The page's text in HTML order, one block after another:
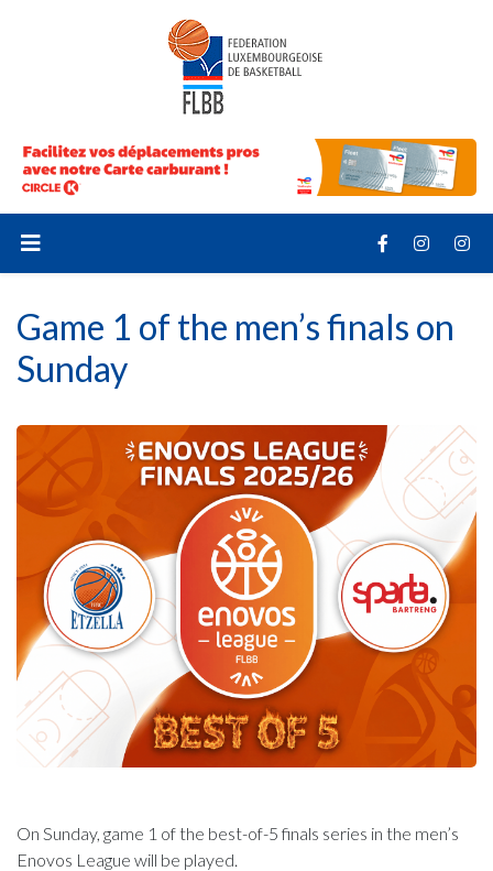
Game 1 of the men’s finals on
Sunday
On Sunday, game 1 of the best-of-5 finals series in the men’s
Enovos League will be played.